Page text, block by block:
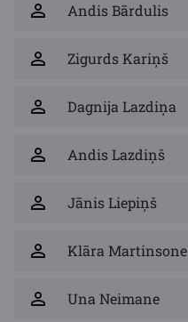
Andis Bārdulis
Zigurds Kariņš
Dagnija Lazdiņa
Andis Lazdiņš
Jānis Liepiņš
Klāra Martinsone
Una Neimane